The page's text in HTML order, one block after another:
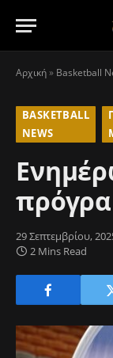
Αρχική» Basketball
BASKETBALL
NEWS
29 Σεπτεμβρίου,
2 Mins Read